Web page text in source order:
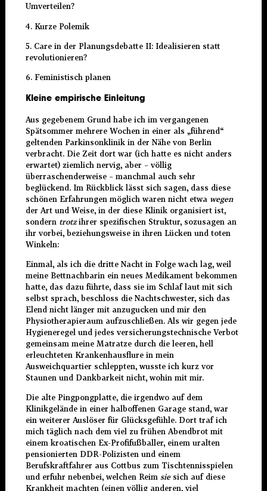
Umverteilen?
4. Kurze Polemik
5. Care in der Planungsdebatte II: Idealisieren statt
revolutionieren?
6. Feministisch planen
Kleine empirische Einleitung
Aus gegebenem Grund habe ich im vergangenen
Spätsommer mehrere Wochen in einer als „führend“
geltenden Parkinsonklinik in der Nähe von Berlin
verbracht. Die Zeit dort war (ich hatte es nicht anders
erwartet) ziemlich nervig, aber – völlig
überraschenderweise – manchmal auch sehr
beglückend. Im Rückblick lässt sich sagen, dass diese
schönen Erfahrungen möglich waren nicht etwa wegen
der Art und Weise, in der diese Klinik organisiert ist,
sondern trotzihrer spezifischen Struktur, sozusagen an
ihr vorbei, beziehungsweise in ihren Lücken und toten
Winkeln:
Einmal, als ich die dritte Nacht in Folge wach lag, weil
meine Bettnachbarin ein neues Medikament bekommen
hatte, das dazu führte, dass sie im Schlaf laut mit sich
selbst sprach, beschloss die Nachtschwester, sich das
Elend nicht länger mit anzugucken und mir den
Physiotherapieraum aufzuschließen. Als wir gegen jede
Hygieneregel und jedes versicherungstechnische Verbot
gemeinsam meine Matratze durch die leeren, hell
erleuchteten Krankenhausflure in mein
Ausweichquartier schleppten, wusste ich kurz vor
Staunen und Dankbarkeit nicht, wohin mit mir.
Die alte Pingpongplatte, die irgendwo auf dem
Klinikgelände in einer halboffenen Garage stand, war
ein weiterer Auslöser für Glücksgefühle. Dort traf ich
mich täglich nach dem viel zu frühen Abendbrot mit
einem kroatischen Ex-Profifußballer, einem uralten
pensionierten DDR-Polizisten und einem
Berufskraftfahrer aus Cottbus zum Tischtennisspielen
und erfuhr nebenbei, welchen Reim siesich auf diese
Krankheit machten (einen völlig anderen, viel